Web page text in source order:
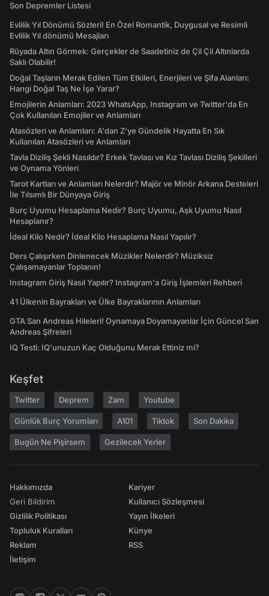
Son Depremler Listesi
Evlilik Yıl Dönümü Sözleri! En Özel Romantik, Duygusal ve Resimli
Evlilik Yıl dönümü Mesajları
Rüyada Altın Görmek: Gerçekler de Saadetiniz de Çil Çil Altınlarda
Saklı Olabilir!
Doğal Taşların Merak Edilen Tüm Etkileri, Enerjileri ve Şifa Alanları:
Hangi Doğal Taş Ne İşe Yarar?
Emojilerin Anlamları: 2023 WhatsApp, Instagram ve Twitter'da En
Çok Kullanılan Emojiler ve Anlamları
Atasözleri ve Anlamları: A'dan Z'ye Gündelik Hayatta En Sık
Kullanılan Atasözleri ve Anlamları
Tavla Diziliş Şekli Nasıldır? Erkek Tavlası ve Kız Tavlası Diziliş Şekilleri
ve Oynama Yönleri
Tarot Kartları ve Anlamları Nelerdir? Majör ve Minör Arkana Desteleri
İle Tılsımlı Bir Dünyaya Giriş
Burç Uyumu Hesaplama Nedir? Burç Uyumu, Aşk Uyumu Nasıl
Hesaplanır?
İdeal Kilo Nedir? İdeal Kilo Hesaplama Nasıl Yapılır?
Ders Çalışırken Dinlenecek Müzikler Nelerdir? Müziksiz
Çalışamayanlar Toplanın!
Instagram Giriş Nasıl Yapılır? Instagram'a Giriş İşlemleri Rehberi
41 Ülkenin Bayrakları ve Ülke Bayraklarının Anlamları
GTA San Andreas Hileleri! Oynamaya Doyamayanlar İçin Güncel San
Andreas Şifreleri
IQ Testi: IQ'unuzun Kaç Olduğunu Merak Ettiniz mi?
Keşfet
Twitter Deprem Zam Youtube
Günlük Burç Yorumları A101 Tiktok Son Dakika
Bugün Ne Pişirsem Gezilecek Yerler
Hakkımızda
Geri Bildirim
Gizlilik Politikası
Topluluk Kuralları
Reklam
İletişim
Kariyer
Kullanıcı Sözleşmesi
Yayın İlkeleri
Künye
RSS